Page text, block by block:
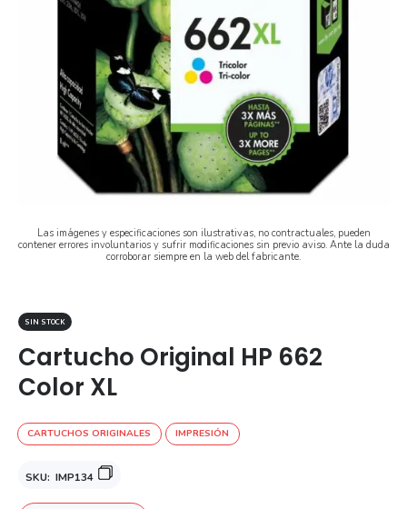
Las imágenes y especificaciones son ilustrativas, no contractuales, pueden
contener errores involuntarios y sufrir modificaciones sin previo aviso. Ante la duda
corroborar siempre en la web del fabricante.
SIN STOCK
Cartucho Original HP 662
Color XL
CARTUCHOS ORIGINALES IMPRESIÓN
SKU: IMP134